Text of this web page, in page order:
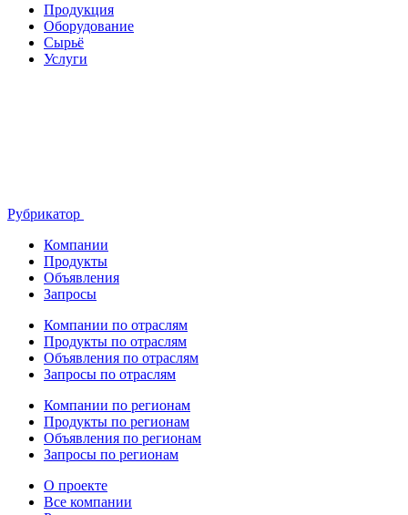
Продукция
Оборудование
Сырьё
Услуги
Рубрикатор
Компании
Продукты
Объявления
Запросы
Компании по отраслям
Продукты по отраслям
Объявления по отраслям
Запросы по отраслям
Компании по регионам
Продукты по регионам
Объявления по регионам
Запросы по регионам
О проекте
Все компании